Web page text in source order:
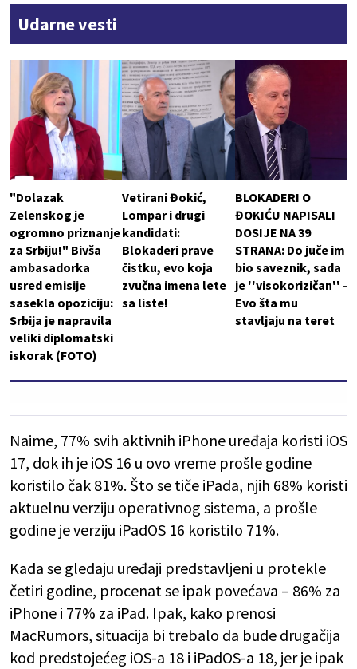
Udarne vesti
"Dolazak
Zelenskog je
ogromno priznanje
za Srbiju!" Bivša
ambasadorka
usred emisije
sasekla opoziciju:
Srbija je napravila
veliki diplomatski
iskorak (FOTO)
Vetirani Đokić,
Lompar i drugi
kandidati:
Blokaderi prave
čistku, evo koja
zvučna imena lete
sa liste!
BLOKADERI O
ĐOKIĆU NAPISALI
DOSIJE NA 39
STRANA: Do juče im
bio saveznik, sada
je ''visokorizičan'' -
Evo šta mu
stavljaju na teret
Naime, 77% svih aktivnih iPhone uređaja koristi iOS
17, dok ih je iOS 16 u ovo vreme prošle godine
koristilo čak 81%. Što se tiče iPada, njih 68% koristi
aktuelnu verziju operativnog sistema, a prošle
godine je verziju iPadOS 16 koristilo 71%.
Kada se gledaju uređaji predstavljeni u protekle
četiri godine, procenat se ipak povećava – 86% za
iPhone i 77% za iPad. Ipak, kako prenosi
MacRumors, situacija bi trebalo da bude drugačija
kod predstojećeg iOS-a 18 i iPadOS-a 18, jer je ipak